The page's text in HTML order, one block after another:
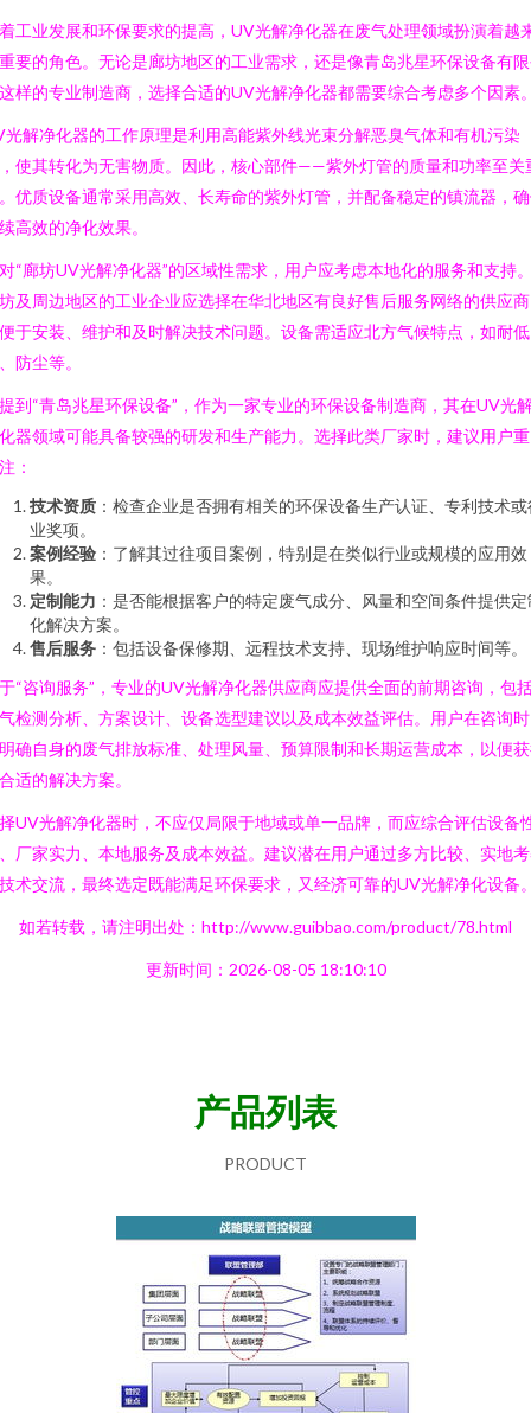
工业发展和环保要求的提高，UV光解净化器在废气处理领域扮演着越
要的角色。无论是廊坊地区的工业需求，还是像青岛兆星环保设备有
样的专业制造商，选择合适的UV光解净化器都需要综合考虑多个因素
光解净化器的工作原理是利用高能紫外线光束分解恶臭气体和有机污染
使其转化为无害物质。因此，核心部件——紫外灯管的质量和功率至关
优质设备通常采用高效、长寿命的紫外灯管，并配备稳定的镇流器，
高效的净化效果。
“廊坊UV光解净化器”的区域性需求，用户应考虑本地化的服务和支持
及周边地区的工业企业应选择在华北地区有良好售后服务网络的供应
于安装、维护和及时解决技术问题。设备需适应北方气候特点，如耐低
防尘等。
到“青岛兆星环保设备”，作为一家专业的环保设备制造商，其在UV光
器领域可能具备较强的研发和生产能力。选择此类厂家时，建议用户
：
技术资质 ：检查企业是否拥有相关的环保设备生产认证、专利技术或
业奖项。
案例经验 ：了解其过往项目案例，特别是在类似行业或规模的应用效
果。
定制能力 ：是否能根据客户的特定废气成分、风量和空间条件提供定
化解决方案。
售后服务 ：包括设备保修期、远程技术支持、现场维护响应时间等。
“咨询服务”，专业的UV光解净化器供应商应提供全面的前期咨询，包
检测分析、方案设计、设备选型建议以及成本效益评估。用户在咨询
确自身的废气排放标准、处理风量、预算限制和长期运营成本，以便
适的解决方案。
UV光解净化器时，不应仅局限于地域或单一品牌，而应综合评估设备
厂家实力、本地服务及成本效益。建议潜在用户通过多方比较、实地
术交流，最终选定既能满足环保要求，又经济可靠的UV光解净化设备
如若转载，请注明出处：http://www.guibbao.com/product/78.html
更新时间：2026-08-05 18:10:10
产品列表
PRODUCT